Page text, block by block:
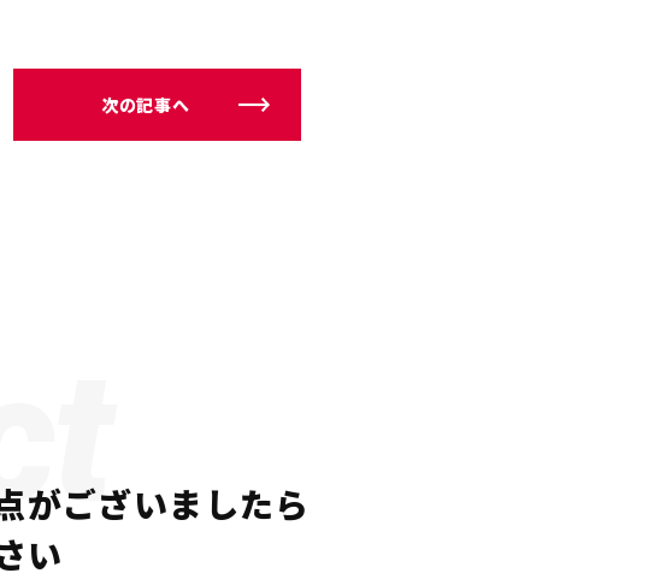
次の記事へ
がございましたら
い